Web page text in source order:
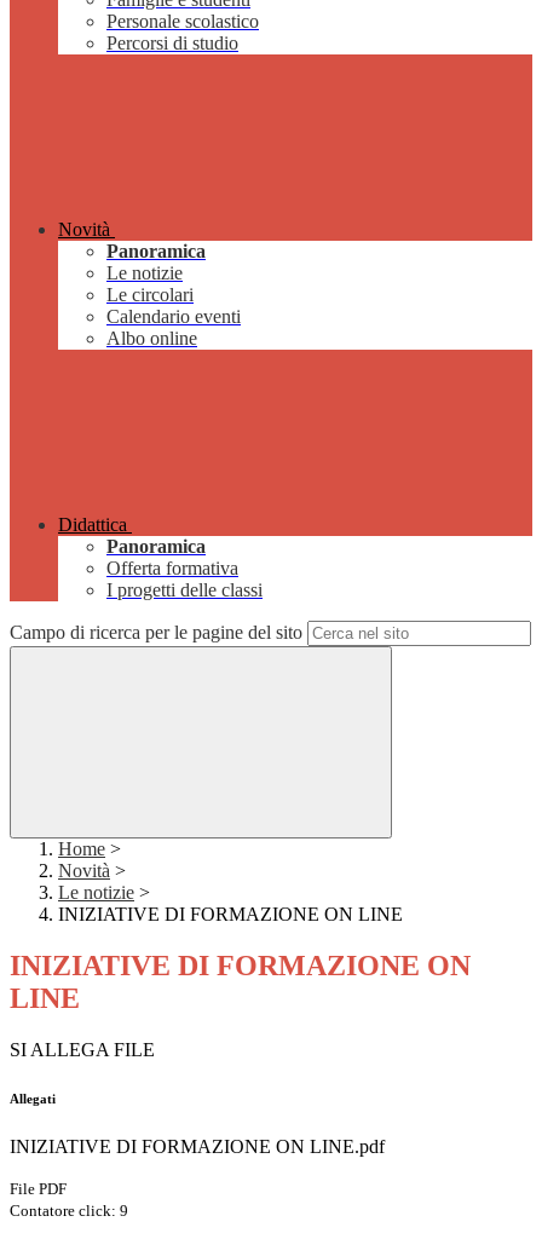
Personale scolastico
Percorsi di studio
Novità
Panoramica
Le notizie
Le circolari
Calendario eventi
Albo online
Didattica
Panoramica
Offerta formativa
I progetti delle classi
Campo di ricerca per le pagine del sito
Home >
Novità >
Le notizie >
INIZIATIVE DI FORMAZIONE ON LINE
INIZIATIVE DI FORMAZIONE ON
LINE
SI ALLEGA FILE
Allegati
INIZIATIVE DI FORMAZIONE ON LINE.pdf
File PDF
Contatore click: 9